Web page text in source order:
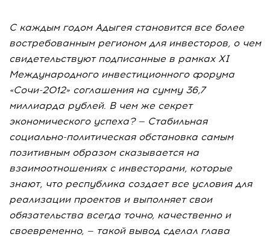
С каждым годом Адыгея становится все более
востребованным регионом для инвесторов, о чем
свидетельствуют подписанные в рамках XI
Международного инвестиционного форума
«Сочи-2012» соглашения на сумму 36,7
миллиарда рублей. В чем же секрет
экономического успеха? — Стабильная
социально-политическая обстановка самым
позитивным образом сказывается на
взаимоотношениях с инвесторами, которые
знают, что республика создает все условия для
реализации проектов и выполняет свои
обязательства всегда точно, качественно и
своевременно, — такой вывод сделал глава